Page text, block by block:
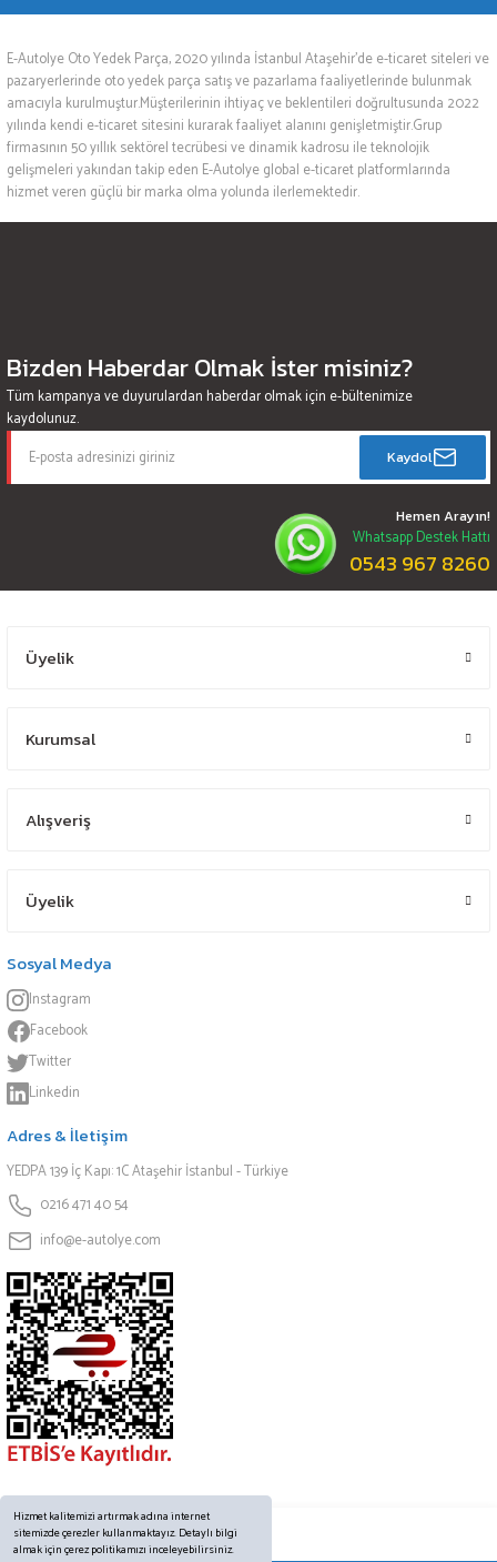
Hizmet kalitemizi artırmak adına internet
sitemizde çerezler kullanmaktayız. Detaylı bilgi
almak için çerez politikamızı inceleyebilirsiniz.
E-Autolye Oto Yedek Parça, 2020 yılında İstanbul Ataşehir’de e-ticaret siteleri ve
pazaryerlerinde oto yedek parça satış ve pazarlama faaliyetlerinde bulunmak
amacıyla kurulmuştur.Müşterilerinin ihtiyaç ve beklentileri doğrultusunda 2022
yılında kendi e-ticaret sitesini kurarak faaliyet alanını genişletmiştir.Grup
firmasının 50 yıllık sektörel tecrübesi ve dinamik kadrosu ile teknolojik
gelişmeleri yakından takip eden E-Autolye global e-ticaret platformlarında
hizmet veren güçlü bir marka olma yolunda ilerlemektedir.
Bizden Haberdar Olmak İster misiniz?
Tüm kampanya ve duyurulardan haberdar olmak için e-bültenimize
kaydolunuz.
Kaydol
Hemen Arayın!
Whatsapp Destek Hattı
0543 967 8260
Üyelik
Kurumsal
Alışveriş
Üyelik
Sosyal Medya
Instagram
Facebook
Twitter
Linkedin
Adres & İletişim
YEDPA 139 İç Kapı: 1C Ataşehir İstanbul - Türkiye
0216 471 40 54
info@e-autolye.com